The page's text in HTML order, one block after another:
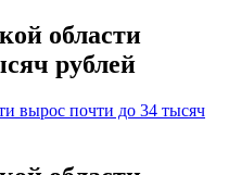
области
рублей